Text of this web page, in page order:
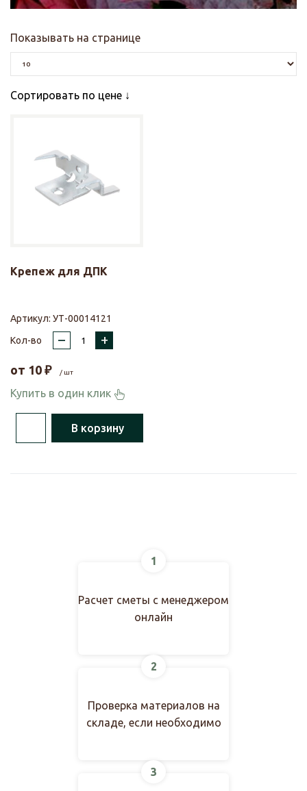
Показывать на странице
Сортировать по цене
Крепеж для ДПК
Артикул: УТ-00014121
Кол-во
– +
от 10 ₽ / шт
Купить в один клик
В корзину
1
Расчет сметы с менеджером
онлайн
2
Проверка материалов на
складе, если необходимо
3